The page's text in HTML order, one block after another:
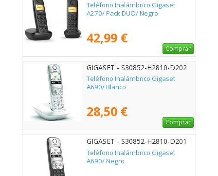
Teléfono Inalámbrico Gigaset
A270/ Pack DUO/ Negro
42,99 €
Comprar
GIGASET - S30852-H2810-D202
Teléfono Inalámbrico Gigaset
A690/ Blanco
28,50 €
Comprar
GIGASET - S30852-H2810-D201
Teléfono Inalámbrico Gigaset
A690/ Negro